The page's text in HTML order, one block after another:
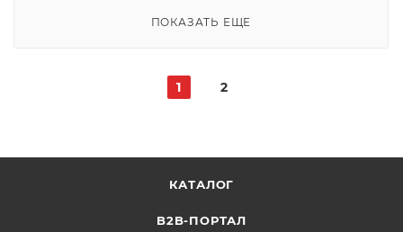
ПОКАЗАТЬ ЕЩЕ
1 2
КАТАЛОГ
B2B-ПОРТАЛ